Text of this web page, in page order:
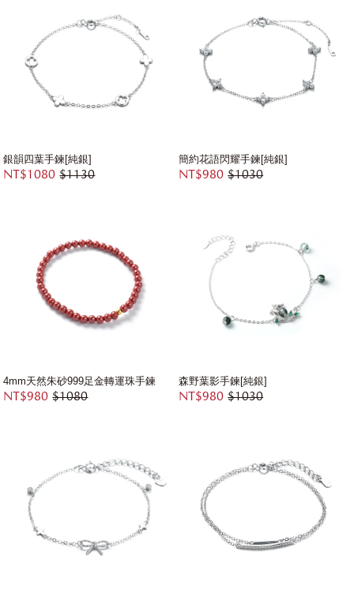
銀韻四葉手鍊[純銀]
NT$1080 $1130
簡約花語閃耀手鍊[純銀]
NT$980 $1030
4mm天然朱砂999足金轉運珠手鍊
NT$980 $1080
森野葉影手鍊[純銀]
NT$980 $1030